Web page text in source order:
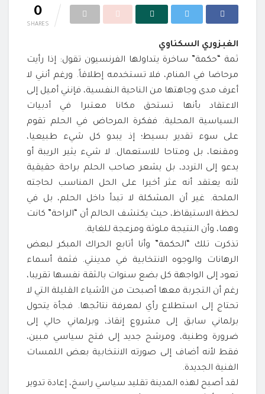
0
SHARES
الغبزوري السكناوي
ثمة “حكمة” ساخرة يتداولها الفرنسيون تقول: إذا رأيت
مرحاضا في المنام، فلا تستخدمه إطلاقاً. ورغم أنني لا
أعرف مدى وجاهتها من الناحية النفسية، فإنني أميل إلى
الاعتقاد بأنها تستحق مكانا معتبرا في أدبيات
السياسية المحلية. ففكرة المرحاض في الحلم تقوم
على سوء تقدير بسيط؛ إذ يبدو كل شيء طبيعيا،
ومقنعا، بل ومتاحا للاستعمال. لا شيء يثير الريبة أو
يدعو إلى التردد، بل يشعر صاحب الحلم براحة حقيقية
لأنه يعتقد أنه عثر أخيرا على الحل المناسب لحاجته
الملحة. غير أن المشكلة لا تبدأ داخل الحلم، بل في
لحظة الاستيقاظ، حيث يكتشف الحالم أن “الراحة” كانت
وهما، وأن النتيجة ملوثة ومزعجة للغاية.
تذكرت تلك “الحكمة” وأنا أتابع الحراك المبكر لبعض
الرهانات والوجوه الانتخابية في مدينتي. فثمة أسماء
تعود إلى الواجهة كل بضع سنوات بالثقة نفسها تقريبا،
رغم أن التجربة معها أصبحت من الأشياء القليلة التي لا
تحتاج إلى استطلاع رأي لمعرفة نتائجها. فجأة يتحول
برلماني سابق إلى مشروع إنقاذ، وبرلماني حالي إلى
ضرورة وطنية، ومرشح جديد إلى فتح سياسي مبين،
فقط لأنه أضاف إلى صورته الانتخابية بعض اللمسات
الفنية الجديدة.
لقد أصبح لهذه المدينة تقليد سياسي راسخ، إعادة تدوير